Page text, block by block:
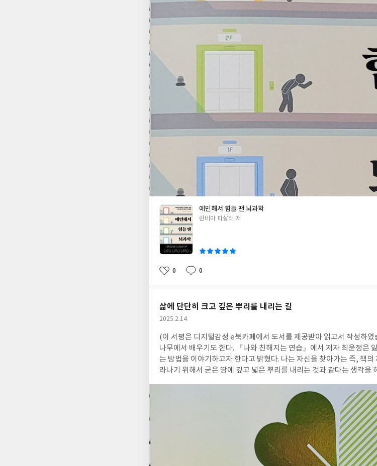
히 흘러가는 균형 잡힌 물줄기와도 같다는 생각과 맥이 통한다. 저자는 이런 맥락에서 질환과 병을 구분하고, 질환은
의학적 "치료"가 필요하며 병은 전체적인 균형과 회복력을 키워주는
부분은 치유는 항상 고정된 최상의 상태를 유지하는 것이 아니라 스트
인 상태라는 것이다. 이를 설명해 주는 아주 직관적인 설명이 "경계 엘
상태에만 머무를 수 없기에 그린, 옐로, 그리고 레드 상태를 오가는 훈
복하는 탄력성을 키울 것을 주장한다. 그렇게 해야 최악의 상태인 “퍼플
게 삶에서 옐로와 레드는 무조건 없애야만 하는 장애가 아니라 오히려
단계에서의 조화로운 이동에 적응하고 안정되게 머무르는 방법을 알려준다. "너무 시끄럽거나 분주한 환경
나는 등 강렬한 감각자극을 전략적으로 피하는 전략은 특정 상황에서
무 지나친 회피는 해가 된다. 우리 몸과 마음이 원활히 기능하려면 적
을 어떻게든 피하려고 하면 신경계가 스트레스와 불편한 감정에 더욱 예민
건강을 위해 우리의 몸과 마음을 회복시켜 나가는 과정을 따라가기로
를 위한 네 가지 서약"을 제시해 너무 서두르다가 넘어지거나 지쳐 떨
『예민해서 힘들 땐 뇌과학』을 쓴 저자의 불교적 토양에 깊이 뿌리를
없이 천천히 그리고 꾸준히 실천하여, 이미 힘들어하고 있다면 그 짐을
직은 괜찮은 상태에 있는 사람들은 건강을 유지할 수 있을 것이라 기대
을 살아가는 데 큰 힘과 용기를 얻을 수 있기를 바란다.
예민해서 힘들 땐 뇌과학
글
린네아 파살러 저
좋
0
댓
0
작
삶에 단단히 크고 깊은 뿌리를 내리는 길
작
일
2025.2.14
(이 서평은 디지털감성 e북카페에서 도서를 제공받아 읽고서 작성하였
나무에서 배우기도 한다. 『나와 친해지는 연습』에서 저자 최윤정은
는 방법을 이야기하고자 한다고 밝혔다. 나는 자신을 찾아가는 즉, 책
라나기 위해서 굳은 땅에 깊고 넓은 뿌리를 내리는 것과 같다는 생각을
내용이다. 자아를 실현하고 삶을 완성하는 즉, 행복한 삶을 사는 전형으로 제시
나무는 바람에도 흔들리지 않기에, 그 꽃이 아름답고 그 열매 성하도다
시 <여인숙>은 감정이 미풍부터 폭풍에 이르기까지 나무를 흔들고 낙
고 오래된 거목은 그만큼 많은 그리고 변화하는 바람을 모두 이겨내고서 존재하기에. 저자가 제시
길로 나아가는 방법들 중에서 가장 중요한 것 두 가지를 들자면 첫째
나무가 뿌리를 통해 땅으로 부터 수분과 영양분을 끊임없이 끌어올려